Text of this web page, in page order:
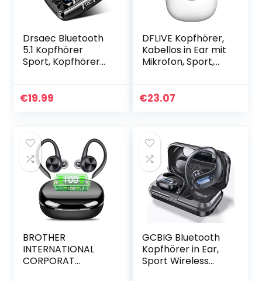
Drsaec Bluetooth
5.1 Kopfhörer
Sport, Kopfhörer
Bluetooth Stereo
€19.99
DFLIVE Kopfhörer,
Kabellos in Ear mit
Mikrofon, Sport,
Stereoklang, USB-
€23.07
BROTHER
INTERNATIONAL
CORPORAT
GCBIG Bluetooth
Kopfhörer in Ear,
Sport Wireless